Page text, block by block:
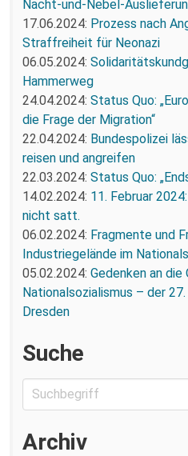
Nacht-und-Nebel-
17.06.2024: Prozess nach
Straffreiheit für Neonazi
06.05.2024:
Hammerweg
24.04.2024: Status Quo:
die Frage der Migration“
22.04.2024: Bundespolizei
reisen und angreifen
22.03.2024: Status Quo:
14.02.2024: 11. Februar
nicht satt.
06.02.2024: Fragmente und
Industriegelände im
05.02.2024: Gedenken an die
Nationalsozialismus – der
Dresden
Suche
Archiv